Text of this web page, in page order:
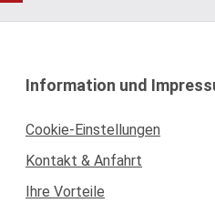
Information und
Cookie-Einstellungen
Kontakt & Anfahrt
Ihre Vorteile